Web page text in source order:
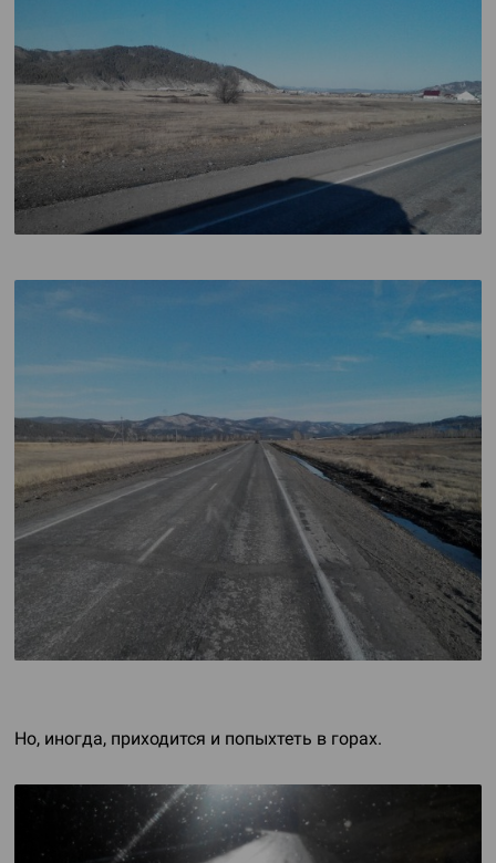
Но, иногда, приходится и попыхтеть в горах.